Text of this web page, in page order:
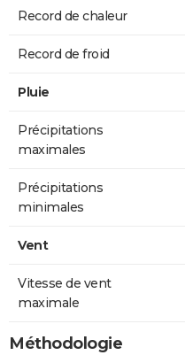
Record de chaleur
Record de froid
Pluie
Précipitations
maximales
Précipitations
minimales
Vent
Vitesse de vent
maximale
Méthodologie